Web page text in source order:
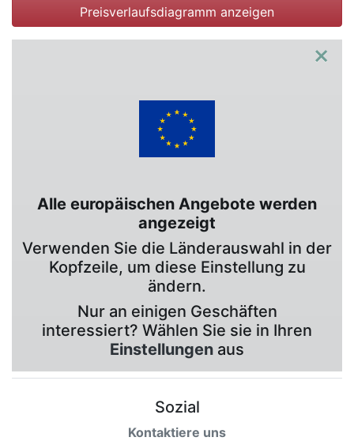
Preisverlaufsdiagramm anzeigen
×
Alle europäischen Angebote werden
angezeigt
Verwenden Sie die Länderauswahl in der
Kopfzeile, um diese Einstellung zu
ändern.
Nur an einigen Geschäften
interessiert? Wählen Sie sie in Ihren
Einstellungen aus
Sozial
Kontaktiere uns